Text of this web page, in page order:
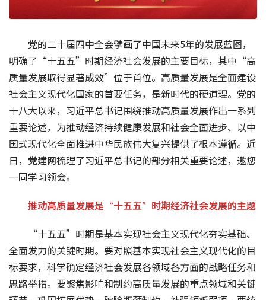
党的二十届四中全会擘画了中国未来5年的发展蓝图，
明确了“十五五”时期经济社会发展的主要目标，其中“高
质量发展取得显著成效”位于首位。高质量发展是全面建设
社会主义现代化国家的首要任务，是新时代的硬道理。党的
十八大以来，习近平总书记围绕推动高质量发展作出一系列
重要论述，为推动经济持续健康发展和社会全面进步、以中
国式现代化全面推进中华民族伟大复兴提供了根本遵循。近
日， 党建网梳理了习近平总书记的部分相关重要论述，邀您
一同学习领会。
推动高质量发展是“十五五”时期经济社会发展的主题
“十五五”时期是基本实现社会主义现代化夯实基础、
全面发力的关键时期。要对照基本实现社会主义现代化的目
标要求，科学确定经济社会发展各领域各方面的战略任务和
思路举措。要聚焦影响和制约高质量发展的重点领域和关键